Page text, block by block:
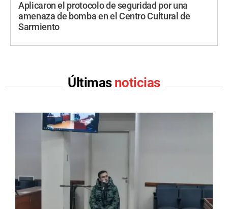
Aplicaron el protocolo de seguridad por una
amenaza de bomba en el Centro Cultural de
Sarmiento
Últimas noticias